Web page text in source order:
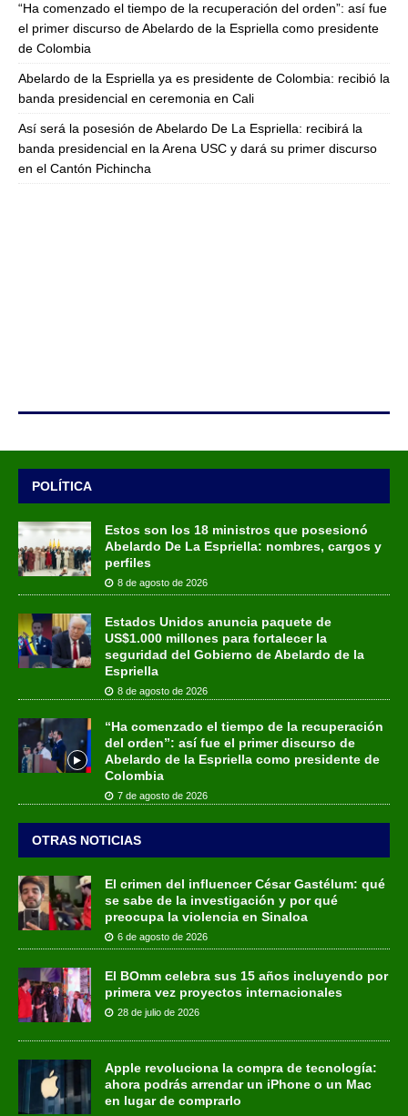
“Ha comenzado el tiempo de la recuperación del orden”: así fue
el primer discurso de Abelardo de la Espriella como presidente
de Colombia
Abelardo de la Espriella ya es presidente de Colombia: recibió la
banda presidencial en ceremonia en Cali
Así será la posesión de Abelardo De La Espriella: recibirá la
banda presidencial en la Arena USC y dará su primer discurso
en el Cantón Pichincha
POLÍTICA
Estos son los 18 ministros que posesionó
Abelardo De La Espriella: nombres, cargos y
perfiles
8 de agosto de 2026
Estados Unidos anuncia paquete de
US$1.000 millones para fortalecer la
seguridad del Gobierno de Abelardo de la
Espriella
8 de agosto de 2026
“Ha comenzado el tiempo de la recuperación
del orden”: así fue el primer discurso de
Abelardo de la Espriella como presidente de
Colombia
7 de agosto de 2026
OTRAS NOTICIAS
El crimen del influencer César Gastélum: qué
se sabe de la investigación y por qué
preocupa la violencia en Sinaloa
6 de agosto de 2026
El BOmm celebra sus 15 años incluyendo por
primera vez proyectos internacionales
28 de julio de 2026
Apple revoluciona la compra de tecnología:
ahora podrás arrendar un iPhone o un Mac
en lugar de comprarlo